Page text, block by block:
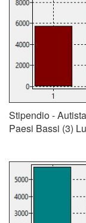
Stipendio -
Paesi Bassi (3)